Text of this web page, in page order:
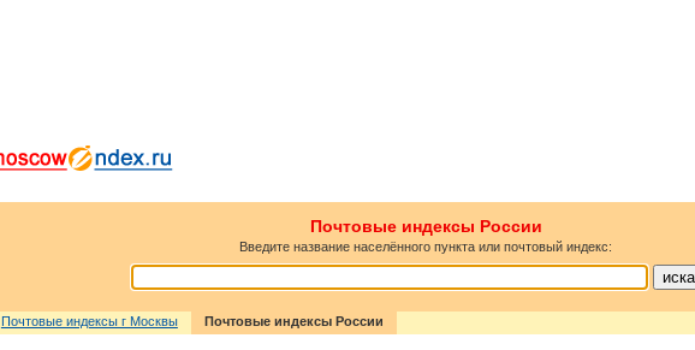
Почтовые индексы России
Введите название населённого пункта или почтовый индекс:
Почтовые индексы г Москвы Почтовые индексы России